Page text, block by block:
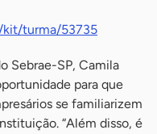
kit/turma/53735
Sebrae-SP, Camila
para que
se familiarizem
“Além disso, é